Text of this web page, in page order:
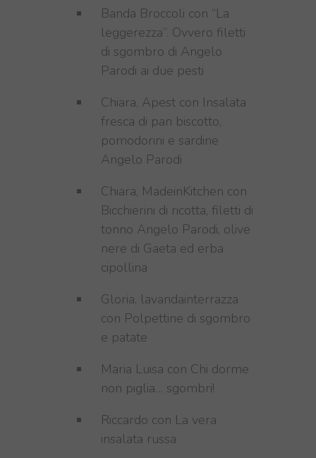
Banda Broccoli con “La
leggerezza”. Ovvero filetti
di sgombro di Angelo
Parodi ai due pesti
Chiara, Apest con Insalata
fresca di pan biscotto,
pomodorini e sardine
Angelo Parodi
Chiara, MadeinKitchen con
Bicchierini di ricotta, filetti di
tonno Angelo Parodi, olive
nere di Gaeta ed erba
cipollina
Gloria, lavandainterrazza
con Polpettine di sgombro
e patate
Maria Luisa con Chi dorme
non piglia… sgombri!
Riccardo con La vera
insalata russa